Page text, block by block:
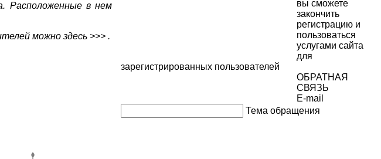
Расположенные в нем
можно здесь >>> .
вы сможете
закончить
регистрацию и
пользоваться
услугами сайта
для
зарегистрированных пользователей
ОБРАТНАЯ
СВЯЗЬ
E-mail
Тема обращения